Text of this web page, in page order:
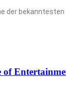
der
of